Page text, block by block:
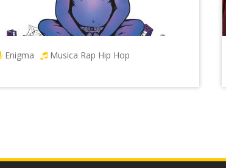
Enigma Musica Rap Hip Hop